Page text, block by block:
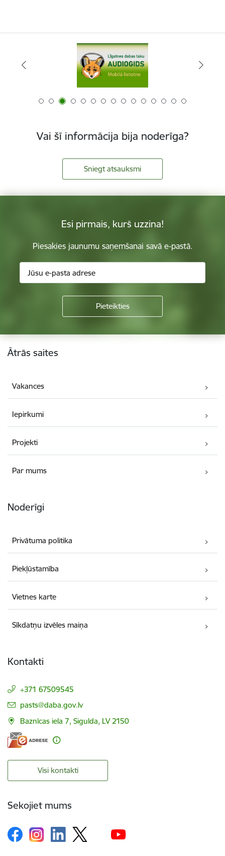
Vai šī informācija bija noderīga?
Sniegt atsauksmi
Esi pirmais, kurš uzzina!
Piesakies jaunumu saņemšanai savā e-pastā.
Kājene
Ātrās saites
Vakances
Iepirkumi
Projekti
Par mums
Noderīgi
Privātuma politika
Piekļūstamība
Vietnes karte
Sīkdatņu izvēles maiņa
Kontakti
+371 67509545
E-pasts:
pasts@daba.gov.lv
Baznīcas iela 7, Sigulda, LV 2150
Visi kontakti
Sekojiet mums